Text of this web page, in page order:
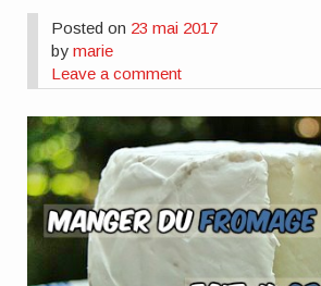
Posted on 23 mai 2017
bymarie
Leave a comment